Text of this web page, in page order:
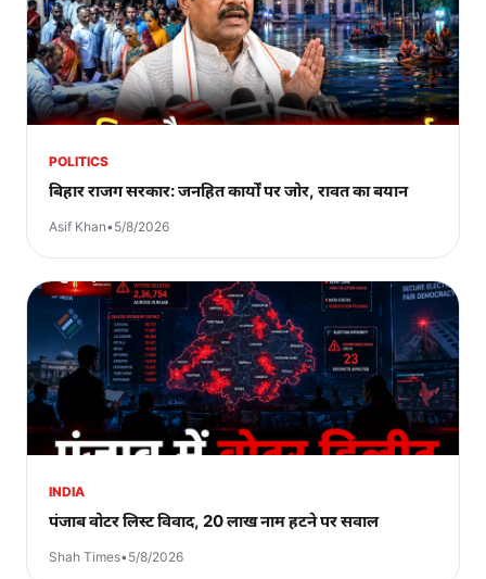
POLITICS
बिहार राजग सरकार: जनहित कार्यों पर जोर, रावत का बयान
Asif Khan•5/8/2026
INDIA
पंजाब वोटर लिस्ट विवाद, 20 लाख नाम हटने पर सवाल
Shah Times•5/8/2026